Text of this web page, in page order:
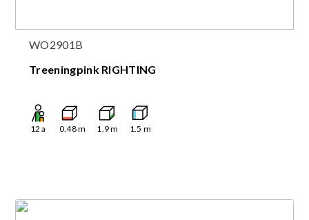
WO2901B
Treeningpink RIGHTING
12 a 0.48m 1.9m 1.5 m